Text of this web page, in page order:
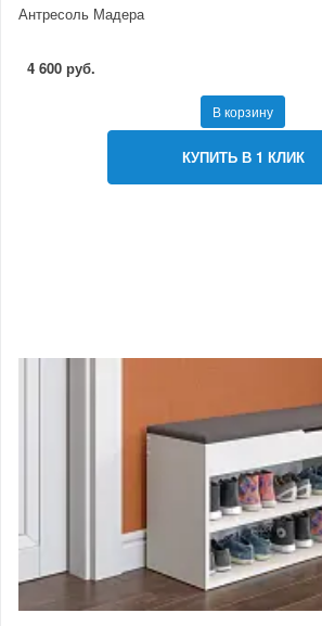
Антресоль Мадера
4 600 руб.
В корзину
КУПИТЬ В 1 КЛИК